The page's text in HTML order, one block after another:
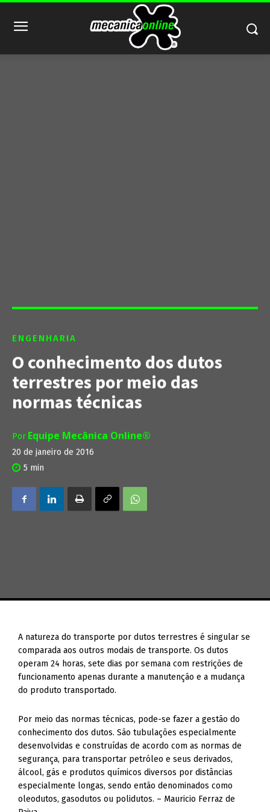
ENGENHARIA
O conhecimento dos dutos
terrestres por meio das
normas técnicas
Por Equipe Mecânica Online®
20 de janeiro de 2016
5 min
A natureza do transporte por dutos terrestres é singular se
comparada aos outros modais de transporte. Os dutos
operam 24 horas, sete dias por semana com restrições de
funcionamento apenas durante a manutenção e a mudança
do produto transportado.
Por meio das normas técnicas, pode-se fazer a gestão do
conhecimento dos dutos. São tubulações especialmente
desenvolvidas e construídas de acordo com as normas de
segurança, para transportar petróleo e seus derivados,
álcool, gás e produtos químicos diversos por distâncias
especialmente longas, sendo então denominados como
oleodutos, gasodutos ou polidutos. – Mauricio Ferraz de